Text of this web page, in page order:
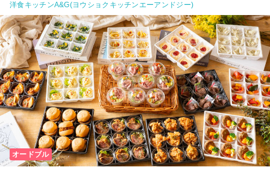
洋食キッチンA&G(ヨウショクキッチンエーアンドジー)
オードブル